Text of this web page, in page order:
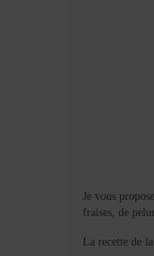
Je vous
fraises, de
La recette de